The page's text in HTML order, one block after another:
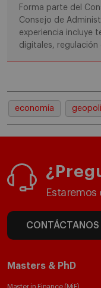
Forma parte del
Consejo de
experiencia incluye
digitales,
economía
CONTÁCTANOS
Masters & PhD